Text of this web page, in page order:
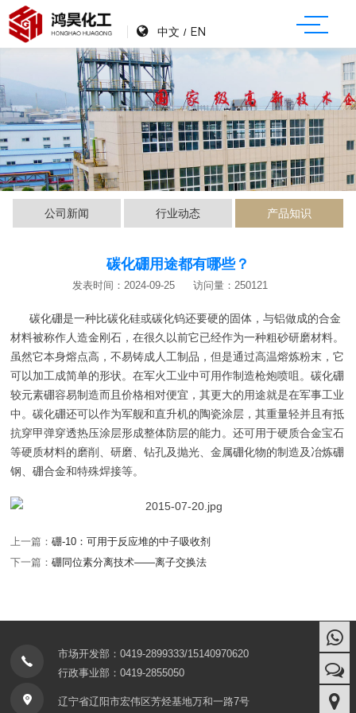
中文 / EN
公司新闻 行业动态 产品知识
碳化硼用途都有哪些？
发表时间：2024-09-25 访问量：250121
碳化硼是一种比碳化硅或碳化钨还要硬的固体，与铝做成的合金
材料被称作人造金刚石，在很久以前它已经作为一种粗砂研磨材料。
虽然它本身熔点高，不易铸成人工制品，但是通过高温熔炼粉末，它
可以加工成简单的形状。在军火工业中可用作制造枪炮喷咀。碳化硼
较元素硼容易制造而且价格相对便宜，其更大的用途就是在军事工业
中。碳化硼还可以作为军舰和直升机的陶瓷涂层，其重量轻并且有抵
抗穿甲弹穿透热压涂层形成整体防层的能力。还可用于硬质合金宝石
等硬质材料的磨削、研磨、钻孔及抛光、金属硼化物的制造及冶炼硼
钢、硼合金和特殊焊接等。
上一篇：硼-10：可用于反应堆的中子吸收剂
下一篇：硼同位素分离技术——离子交换法
市场开发部：0419-2899333/15140970620
行政事业部：0419-2855050
辽宁省辽阳市宏伟区芳烃基地万和一路7号